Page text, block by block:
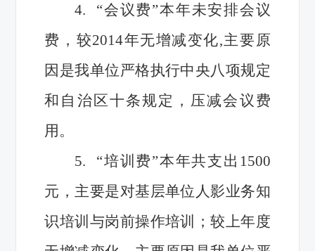
4.
“会议费”本年未安排会议
费，较2014年无增减变化,主要原
因是我单位严格执行中央八项规定
和自治区十条规定，压减会议费
用。
5.
“培训费”本年共支出1500
元，主要是对基层单位人影业务知
识培训与岗前操作培训；较上年度